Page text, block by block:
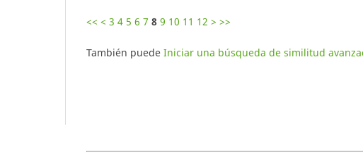
<< < 3 4 5 6 7 8 9 10 11 12 > >>
También puede Iniciar una búsqueda de similitud